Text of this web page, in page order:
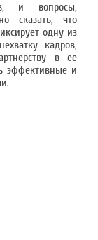
и вопросы,
сказать, что
одну из
кадров,
в ее
эффективные и